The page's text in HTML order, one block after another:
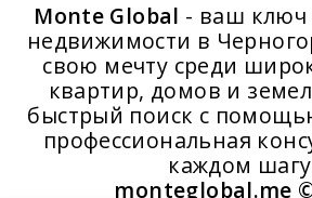
Monte Global - ваш ключ
недвижимости в
свою мечту среди
квартир, домов и
быстрый поиск с
профессиональная
каждом
monteglobal.me